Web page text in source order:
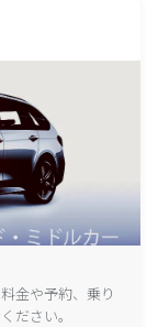
金や予約、乗り
ださい。